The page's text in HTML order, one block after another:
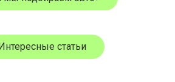
статьи